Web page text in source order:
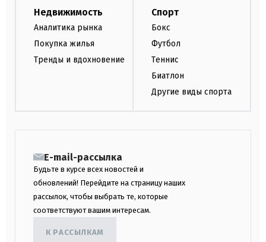
Недвижимость
Аналитика рынка
Покупка жилья
Тренды и вдохновение
Спорт
Бокс
Футбол
Теннис
Биатлон
Другие виды спорта
E-mail-рассылка
Будьте в курсе всех новостей и
обновлений! Перейдите на страницу наших
рассылок, чтобы выбрать те, которые
соответствуют вашим интересам.
К РАССЫЛКАМ